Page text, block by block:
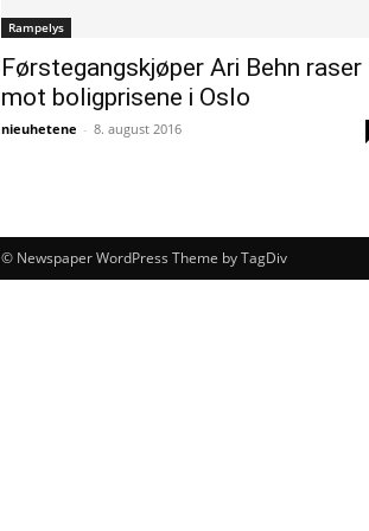
Rampelys
Førstegangskjøper Ari Behn raser
mot boligprisene i Oslo
nieuhetene - 8. august 2016
© Newspaper WordPress Theme by TagDiv